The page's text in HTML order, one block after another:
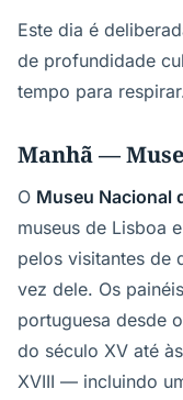
Este dia é
de profundidade
tempo para
Manhã —
O Museu Nacional
museus de Lisboa
pelos visitantes de
vez dele. Os
portuguesa desde
do século XV até
XVIII — incluindo